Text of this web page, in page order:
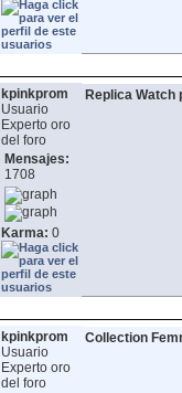
kpinkprom
Usuario
Experto oro
del foro
Mensajes:
1708
Karma: 0
Replica
kpinkprom
Usuario
Experto oro
del foro
Collection